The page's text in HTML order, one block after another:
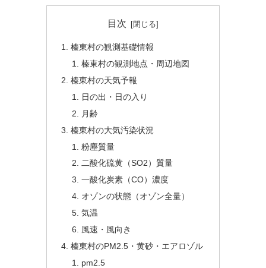
目次
榛東村の観測基礎情報
榛東村の観測地点・周辺地図
榛東村の天気予報
日の出・日の入り
月齢
榛東村の大気汚染状況
粉塵質量
二酸化硫黄（SO2）質量
一酸化炭素（CO）濃度
オゾンの状態（オゾン全量）
気温
風速・風向き
榛東村のPM2.5・黄砂・エアロゾル
pm2.5